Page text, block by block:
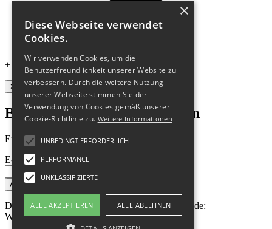
+ hosted by
✕
Bleibe stets auf dem Laufenden
Erhalte 10 % Rabatt auf deine erste Bestellung!
E-Mail
Absenden
Danke für deine Anmeldung! Dein Gutschein-Code:
WELCOME10
×
Diese Webseite verwendet
Cookies.
Wir verwenden Cookies, um die
Benutzerfreundlichkeit unserer Website zu
verbessern. Durch die weitere Nutzung
unserer Webseite stimmen Sie der
Verwendung von Cookies gemäß unserer
Cookie-Richtlinie zu. Weitere Informationen
UNBEDINGT ERFORDERLICH
PERFORMANCE
UNKLASSIFIZIERTE
ALLE AKZEPTIEREN ALLE ABLEHNEN